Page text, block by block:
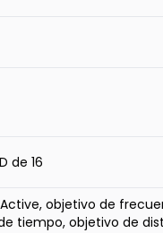
de 16
objetivo de
tiempo, objetivo de